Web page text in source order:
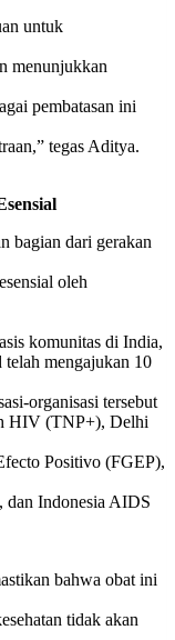
untuk
menunjukkan
pembatasan ini
tegas Aditya.
bagian dari gerakan
oleh
komunitas di India,
mengajukan 10
organisasi tersebut
HIV (TNP+), Delhi
Positivo (FGEP),
Indonesia AIDS
bahwa obat ini
tidak akan